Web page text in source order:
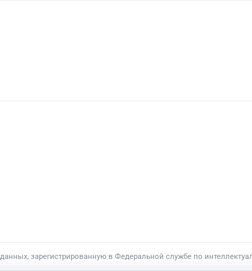
зарегистрированную в Федеральной службе по